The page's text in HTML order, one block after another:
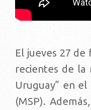
El jueves 27
recientes de
Uruguay” en
(MSP).